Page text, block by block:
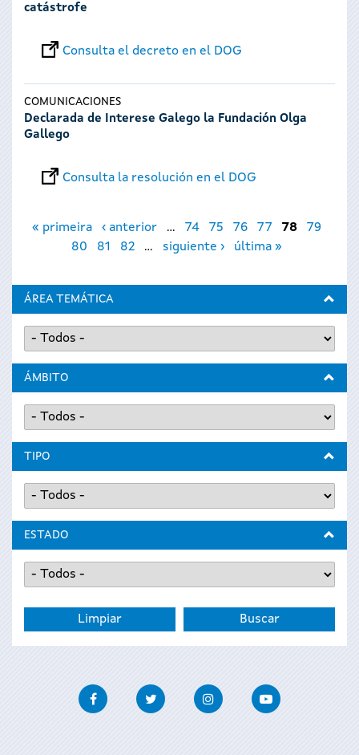
catástrofe
Consulta el decreto en el DOG
COMUNICACIONES
Declarada de Interese Galego la Fundación Olga
Gallego
Consulta la resolución en el DOG
Páginas
« primeira ‹ anterior … 74 75 76 77 78
79
80
81 82 … siguiente › última »
ÁREA TEMÁTICA
ÁMBITO
TIPO
ESTADO
FacebookTwitter InstagramYoutube